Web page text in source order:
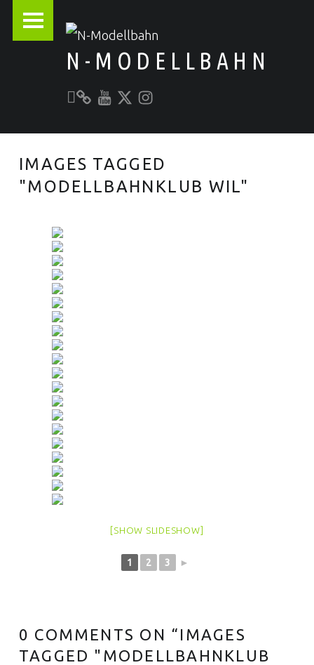
N-MODELLBAHN
Alles rund um die Modellbahn
IMAGES TAGGED
"MODELLBAHNKLUB WIL"
[SHOW SLIDESHOW]
1 2 3 ►
0 COMMENTS ON “ IMAGES
TAGGED "MODELLBAHNKLUB